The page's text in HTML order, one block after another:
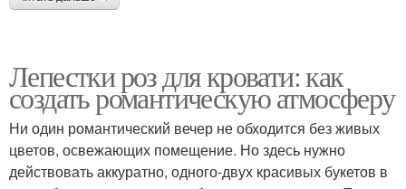
Лепестки роз для кровати: как
создать романтическую атмосферу
Ни один романтический вечер не обходится без живых
цветов, освежающих помещение. Но здесь нужно
действовать аккуратно, одного-двух красивых букетов в